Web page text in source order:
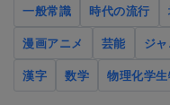
一般常識 時代の流行
漫画アニメ
芸能 ジ
漢字
数学 物理化学